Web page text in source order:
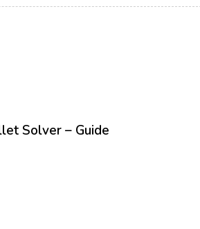
Solver – Guide